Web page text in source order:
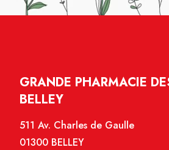
GRANDE PHARMACIE
BELLEY
511 Av. Charles de Gaulle
01300 BELLEY